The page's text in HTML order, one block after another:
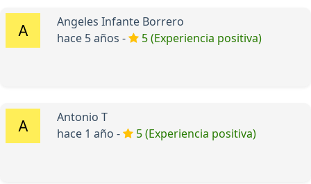
Angeles Infante Borrero
hace 5 años -
5 (Experiencia positiva)
Antonio T
hace 1 año -
5 (Experiencia positiva)